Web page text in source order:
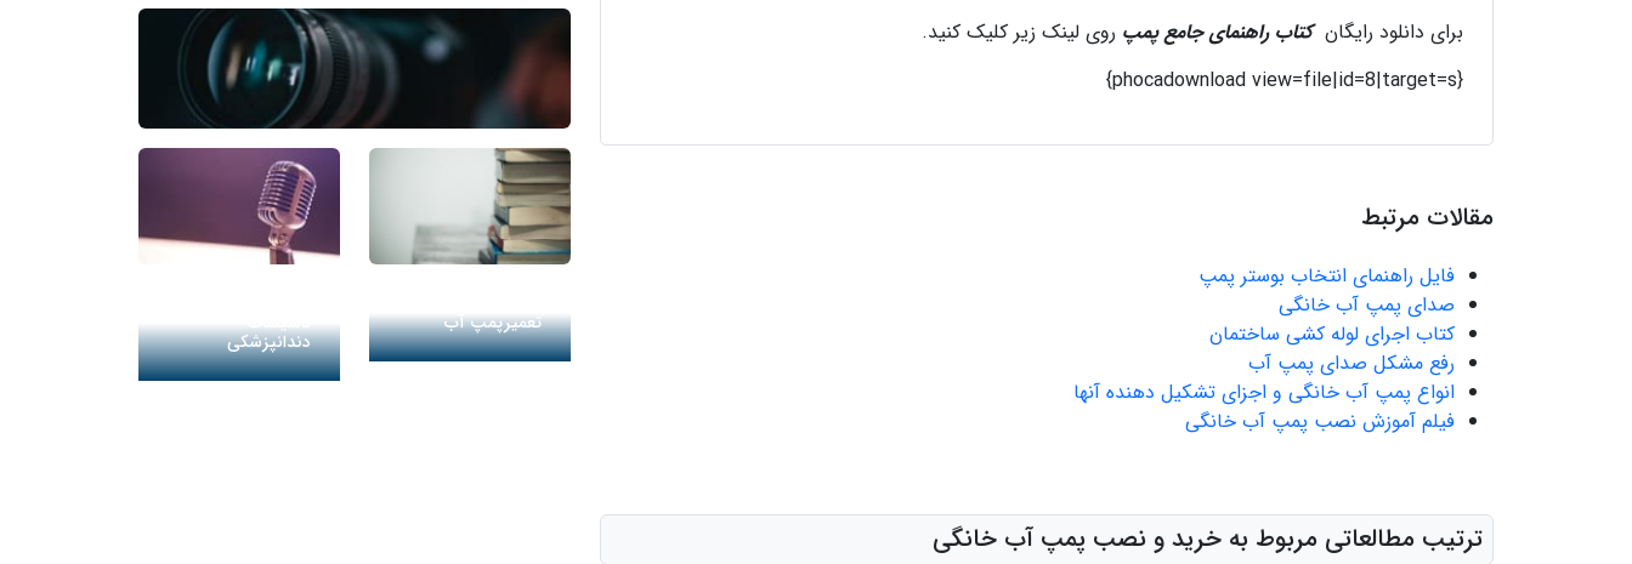
برای دانلود رایگانکتاب راهنمای جامع پمپ روی لینک زیر کلیک کنید.
{phocadownload view=file|id=8|target=s}
مقالات مرتبط
فایل راهنمای انتخاب بوستر پمپ
صدای پمپ آب خانگی
کتاب اجرای لوله كشی ساختمان
رفع مشکل صدای پمپ آب
انواع پمپ آب خانگی و اجزای تشکیل دهنده آنها
فیلم آموزش نصب پمپ آب خانگی
ترتیب مطالعاتی مربوط به خرید و نصب پمپ آب خانگی
فیلم‌های آموزشی
تعمیرپمپ آب تاسیسات
دندانپزشکی